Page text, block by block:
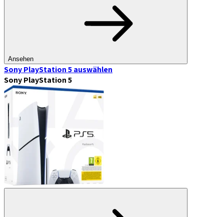
Ansehen
Sony PlayStation 5auswählen
Sony PlayStation 5